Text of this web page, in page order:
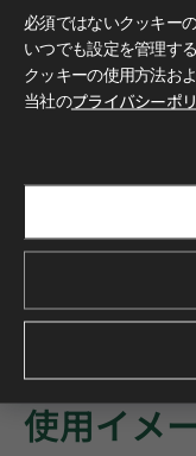
使用イメ
必須ではないクッキー
いつでも設定を管理す
クッキーの使用方法お
当社のプライバシーポ